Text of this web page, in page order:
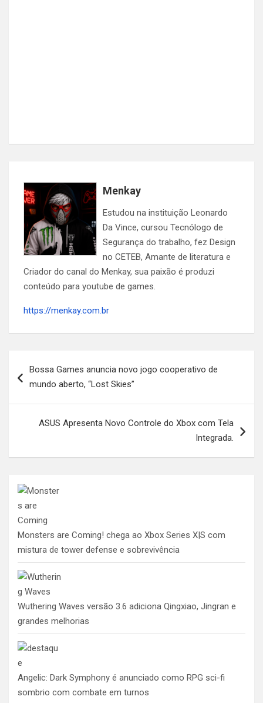
Menkay
Estudou na instituição Leonardo
Da Vince, cursou Tecnólogo de
Segurança do trabalho, fez Design
no CETEB, Amante de literatura e
Criador do canal do Menkay, sua paixão é produzi
conteúdo para youtube de games.
https://menkay.com.br
de
Bossa Games anuncia novo jogo cooperativo de
mundo aberto, “Lost Skies”
ASUS Apresenta Novo Controle do Xbox com Tela
Integrada.
Monsters are Coming! chega ao Xbox Series X|S com
mistura de tower defense e sobrevivência
Wuthering Waves versão 3.6 adiciona Qingxiao, Jingran e
grandes melhorias
Angelic: Dark Symphony é anunciado como RPG sci-fi
sombrio com combate em turnos